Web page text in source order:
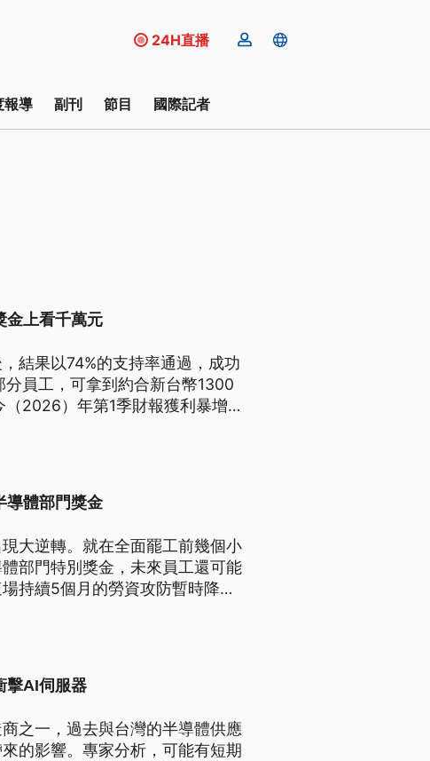
24H直播
報導 副刊 節目 國際記者
金上看千萬元
結果以74%的支持率通過，成功
員工，可拿到約合新台幣1300
2026）年第1季財報獲利暴增5
導體部門獎金
大逆轉。就在全面罷工前幾個小
部門特別獎金，未來員工還可能
持續5個月的勞資攻防暫時降
擊AI伺服器
之一，過去與台灣的半導體供應
的影響。專家分析，可能有短期